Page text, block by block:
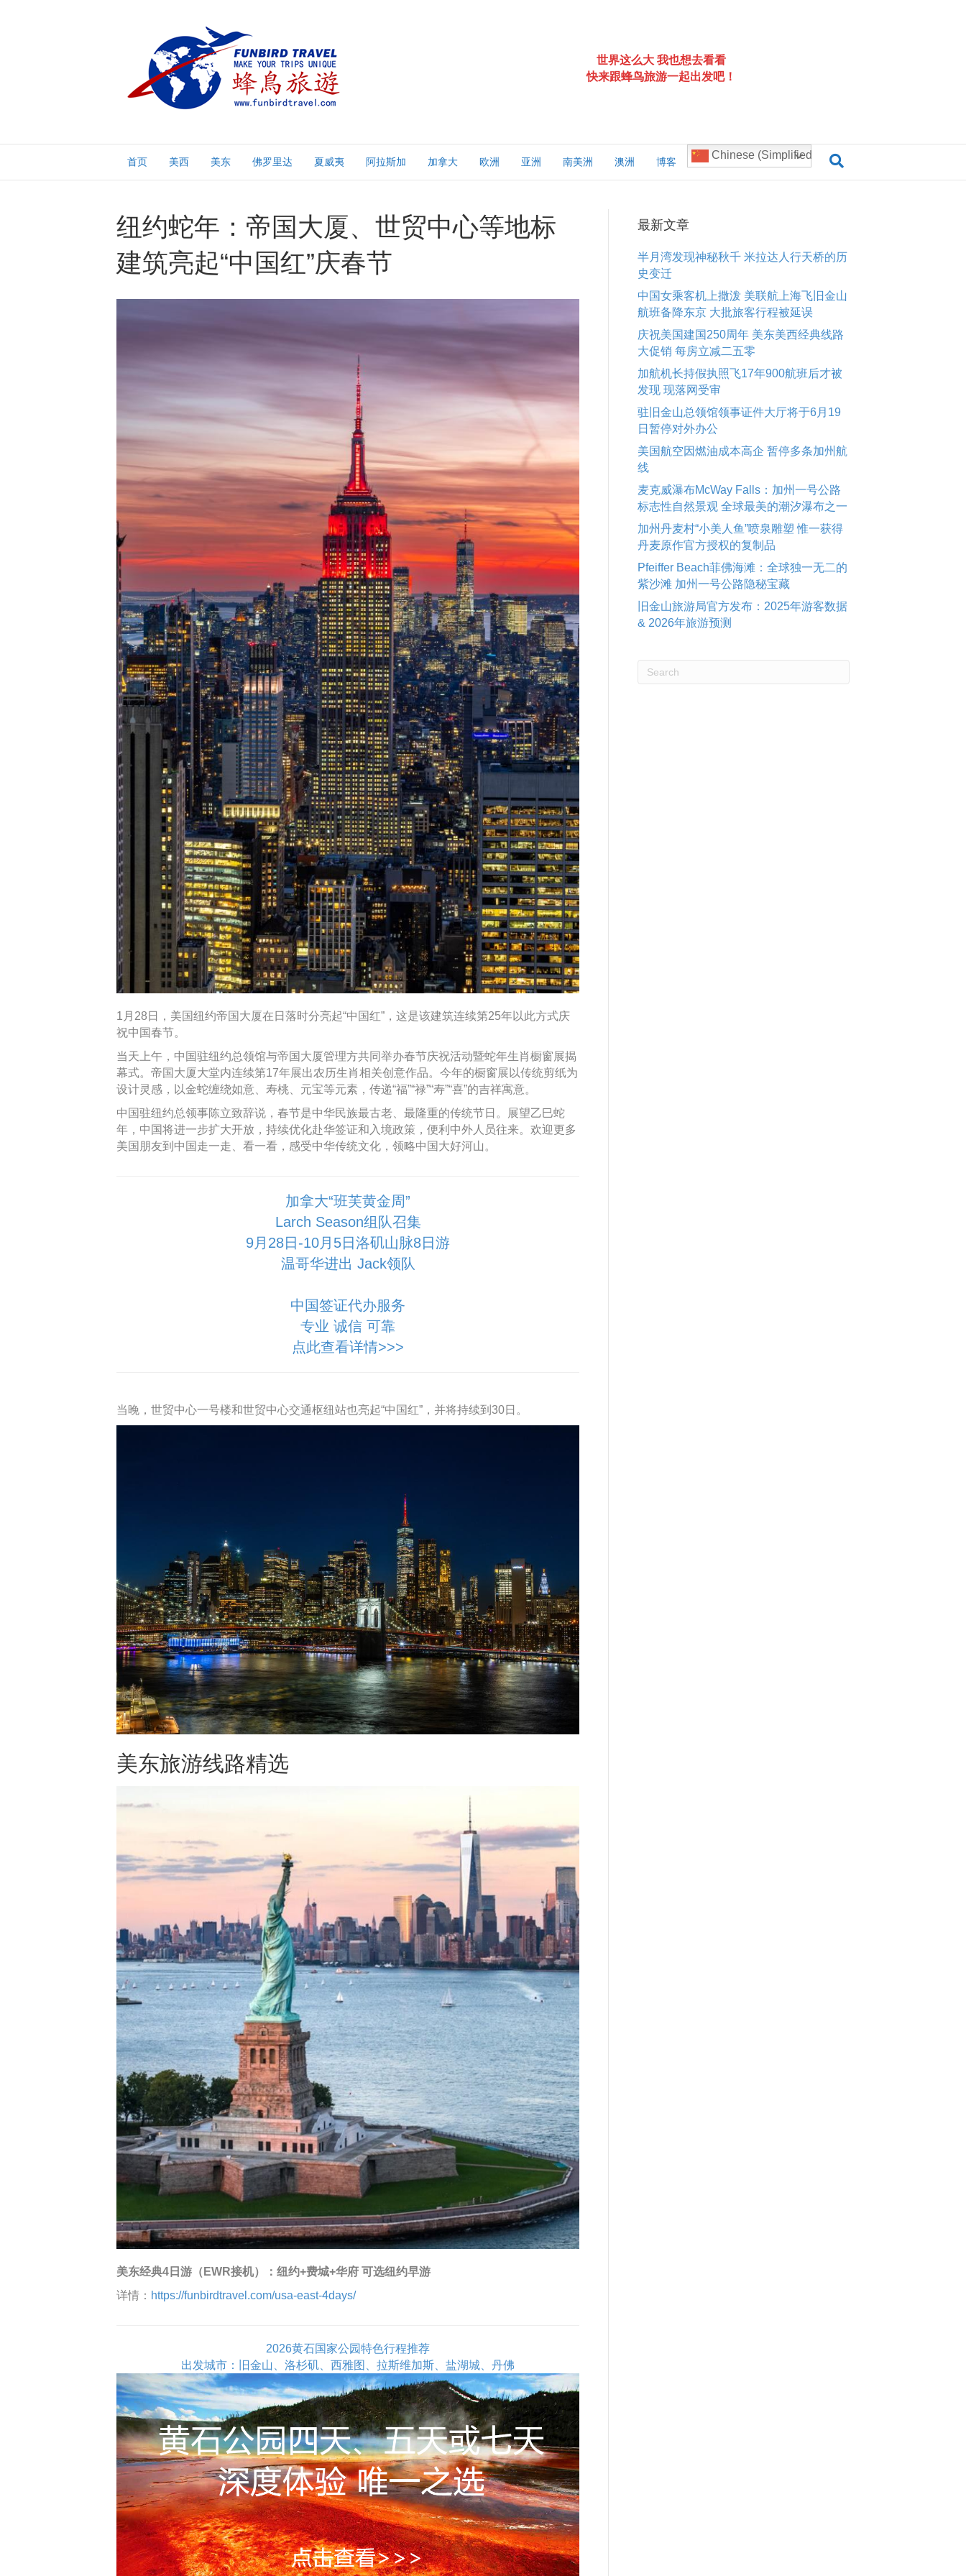
世界这么大 我也想去看看
快来跟蜂鸟旅游一起出发吧！
首页 美西 美东 佛罗里达 夏威夷 阿拉斯加 加拿大 欧洲 亚洲 南美洲 澳洲 博客
Chinese (Simplified)
纽约蛇年：帝国大厦、世贸中心等地标
建筑亮起“中国红”庆春节
1月28日，美国纽约帝国大厦在日落时分亮起“中国红”，这是该建筑连续第25年以此方式庆
祝中国春节。
当天上午，中国驻纽约总领馆与帝国大厦管理方共同举办春节庆祝活动暨蛇年生肖橱窗展揭
幕式。帝国大厦大堂内连续第17年展出农历生肖相关创意作品。今年的橱窗展以传统剪纸为
设计灵感，以金蛇缠绕如意、寿桃、元宝等元素，传递“福”“禄”“寿”“喜”的吉祥寓意。
中国驻纽约总领事陈立致辞说，春节是中华民族最古老、最隆重的传统节日。展望乙巳蛇
年，中国将进一步扩大开放，持续优化赴华签证和入境政策，便利中外人员往来。欢迎更多
美国朋友到中国走一走、看一看，感受中华传统文化，领略中国大好河山。
加拿大“班芙黄金周”
Larch Season组队召集
9月28日-10月5日洛矶山脉8日游
温哥华进出 Jack领队
中国签证代办服务
专业 诚信 可靠
点此查看详情>>>
当晚，世贸中心一号楼和世贸中心交通枢纽站也亮起“中国红”，并将持续到30日。
美东旅游线路精选
美东经典4日游（EWR接机）：纽约+费城+华府 可选纽约早游
详情： https://funbirdtravel.com/usa-east-4days/
2026黄石国家公园特色行程推荐
出发城市：旧金山、洛杉矶、西雅图、拉斯维加斯、盐湖城、丹佛
最新文章
半月湾发现神秘秋千 米拉达人行天桥的历
史变迁
中国女乘客机上撒泼 美联航上海飞旧金山
航班备降东京 大批旅客行程被延误
庆祝美国建国250周年 美东美西经典线路
大促销 每房立减二五零
加航机长持假执照飞17年900航班后才被
发现 现落网受审
驻旧金山总领馆领事证件大厅将于6月19
日暂停对外办公
美国航空因燃油成本高企 暂停多条加州航
线
麦克威瀑布McWay Falls：加州一号公路
标志性自然景观 全球最美的潮汐瀑布之一
加州丹麦村“小美人鱼”喷泉雕塑 惟一获得
丹麦原作官方授权的复制品
Pfeiffer Beach菲佛海滩：全球独一无二的
紫沙滩 加州一号公路隐秘宝藏
旧金山旅游局官方发布：2025年游客数据
& 2026年旅游预测